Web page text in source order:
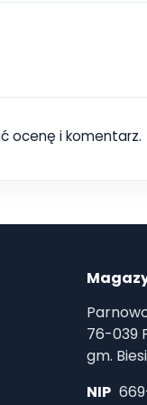
ocenę i komentarz.
76-039
gm.
NIP